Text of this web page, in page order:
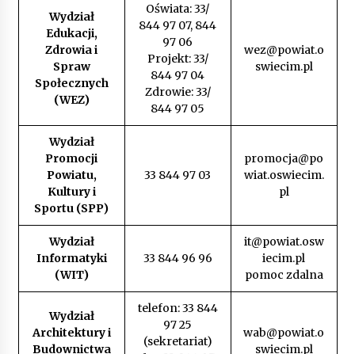
Wydział
Edukacji,
Zdrowia i
Spraw
Społecznych
(WEZ)
Oświata: 33/
844 97 07, 844
97 06
Projekt: 33/
844 97 04
Zdrowie: 33/
844 97 05
wez@powiat.o
swiecim.pl
Wydział
Promocji
Powiatu,
Kultury i
Sportu (SPP)
33 844 97 03
promocja@po
wiat.oswiecim.
pl
Wydział
Informatyki
(WIT)
33 844 96 96
it@powiat.osw
iecim.pl
pomoc zdalna
Wydział
Architektury i
Budownictwa
telefon: 33 844
97 25
(sekretariat)
wab@powiat.o
swiecim.pl